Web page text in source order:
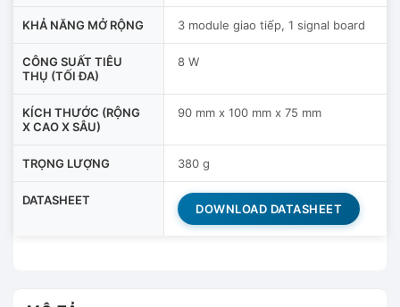
KHẢ NĂNG MỞ RỘNG 3 module giao tiếp, 1 signal board
CÔNG SUẤT TIÊU
THỤ (TỐI ĐA)
8 W
KÍCH THƯỚC (RỘNG
X CAO X SÂU)
90 mm x 100 mm x 75 mm
TRỌNG LƯỢNG 380 g
DATASHEET
DOWNLOAD DATASHEET